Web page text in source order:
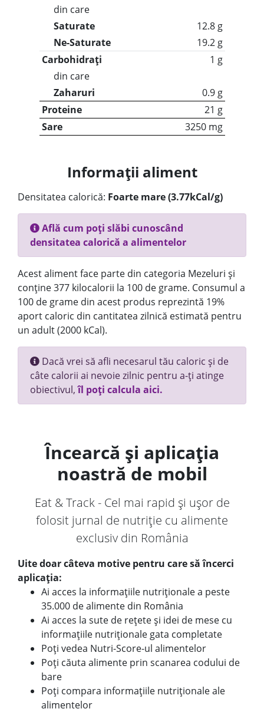
din care
Saturate
12.8 g
Ne-Saturate
19.2 g
Carbohidrați
1 g
din care
Zaharuri
0.9 g
Proteine
21 g
Sare
3250 mg
Informații aliment
Densitatea calorică: Foarte mare (3.77kCal/g)
Află cum poți slăbi cunoscând
densitatea calorică a alimentelor
Acest aliment face parte din categoria Mezeluri și
conține 377 kilocalorii la 100 de grame. Consumul a
100 de grame din acest produs reprezintă 19%
aport caloric din cantitatea zilnică estimată pentru
un adult (2000 kCal).
Dacă vrei să afli necesarul tău caloric și de
câte calorii ai nevoie zilnic pentru a-ți atinge
obiectivul,îl poți calcula aici.
Încearcă și aplicația
noastră de mobil
Eat & Track - Cel mai rapid și ușor de
folosit jurnal de nutriție cu alimente
exclusiv din România
Uite doar câteva motive pentru care să încerci
aplicația:
Ai acces la informațiile nutriționale a peste
35.000 de alimente din România
Ai acces la sute de rețete și idei de mese cu
informațiile nutriționale gata completate
Poți vedea Nutri-Score-ul alimentelor
Poți căuta alimente prin scanarea codului de
bare
Poți compara informațiile nutriționale ale
alimentelor